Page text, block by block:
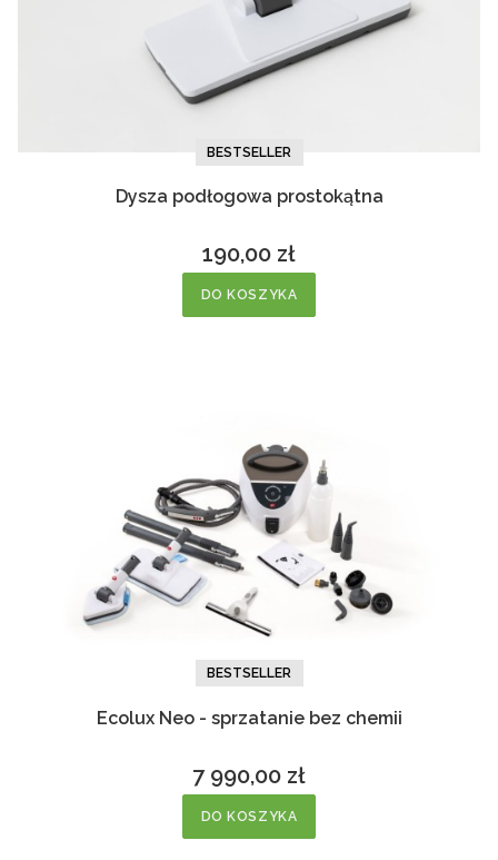
BESTSELLER
Dysza podłogowa prostokątna
Cena
190,00 zł
DO KOSZYKA
BESTSELLER
Ecolux Neo - sprzatanie bez chemii
Cena
7 990,00 zł
DO KOSZYKA